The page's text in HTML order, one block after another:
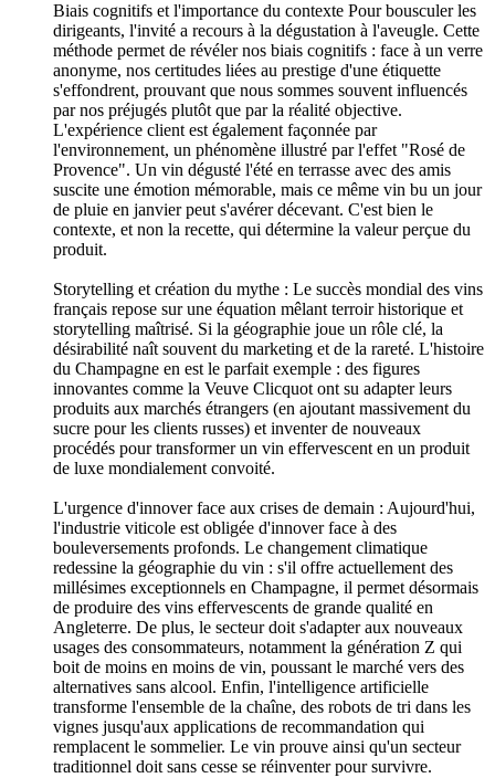
Biais cognitifs et l'importance du contexte Pour bousculer les
dirigeants, l'invité a recours à la dégustation à l'aveugle. Cette
méthode permet de révéler nos biais cognitifs : face à un verre
anonyme, nos certitudes liées au prestige d'une étiquette
s'effondrent, prouvant que nous sommes souvent influencés
par nos préjugés plutôt que par la réalité objective.
L'expérience client est également façonnée par
l'environnement, un phénomène illustré par l'effet "Rosé de
Provence". Un vin dégusté l'été en terrasse avec des amis
suscite une émotion mémorable, mais ce même vin bu un jour
de pluie en janvier peut s'avérer décevant. C'est bien le
contexte, et non la recette, qui détermine la valeur perçue du
produit.
Storytelling et création du mythe : Le succès mondial des vins
français repose sur une équation mêlant terroir historique et
storytelling maîtrisé. Si la géographie joue un rôle clé, la
désirabilité naît souvent du marketing et de la rareté. L'histoire
du Champagne en est le parfait exemple : des figures
innovantes comme la Veuve Clicquot ont su adapter leurs
produits aux marchés étrangers (en ajoutant massivement du
sucre pour les clients russes) et inventer de nouveaux
procédés pour transformer un vin effervescent en un produit
de luxe mondialement convoité.
L'urgence d'innover face aux crises de demain : Aujourd'hui,
l'industrie viticole est obligée d'innover face à des
bouleversements profonds. Le changement climatique
redessine la géographie du vin : s'il offre actuellement des
millésimes exceptionnels en Champagne, il permet désormais
de produire des vins effervescents de grande qualité en
Angleterre. De plus, le secteur doit s'adapter aux nouveaux
usages des consommateurs, notamment la génération Z qui
boit de moins en moins de vin, poussant le marché vers des
alternatives sans alcool. Enfin, l'intelligence artificielle
transforme l'ensemble de la chaîne, des robots de tri dans les
vignes jusqu'aux applications de recommandation qui
remplacent le sommelier. Le vin prouve ainsi qu'un secteur
traditionnel doit sans cesse se réinventer pour survivre.